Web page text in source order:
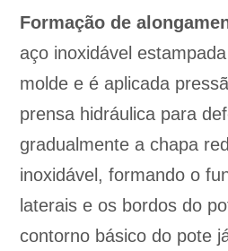
Formação de
aço inoxidável
molde e é aplicada
prensa hidráulica para
gradualmente a chapa
inoxidável, formando o
laterais e os bordos do
contorno básico do pote